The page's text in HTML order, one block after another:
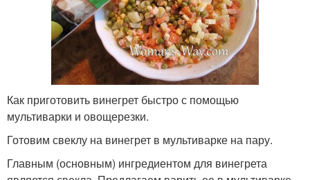
Как приготовить винегрет быстро с помощью
мультиварки и овощерезки.
Готовим свеклу на винегрет в мультиварке на пару.
Главным (основным) ингредиентом для винегрета